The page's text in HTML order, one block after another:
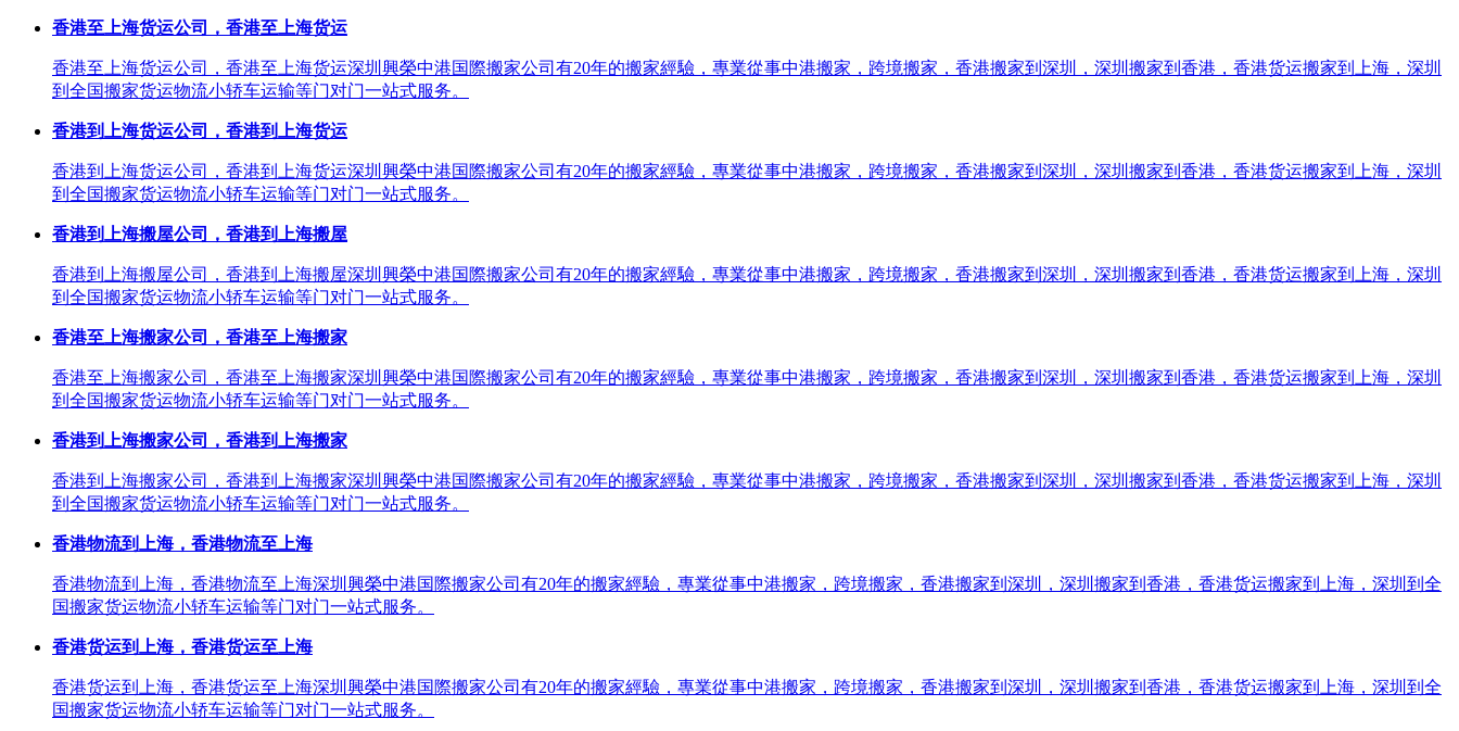
香港至上海货运公司，香港至上海货运
香港至上海货运公司，香港至上海货运深圳興榮中港国際搬家公司有20年的搬家經驗，專業從事中港搬家，跨境搬家，香港搬家到深圳，深圳搬家到香港，香港货运搬家到上海，深圳
到全国搬家货运物流小轿车运输等门对门一站式服务。
香港到上海货运公司，香港到上海货运
香港到上海货运公司，香港到上海货运深圳興榮中港国際搬家公司有20年的搬家經驗，專業從事中港搬家，跨境搬家，香港搬家到深圳，深圳搬家到香港，香港货运搬家到上海，深圳
到全国搬家货运物流小轿车运输等门对门一站式服务。
香港到上海搬屋公司，香港到上海搬屋
香港到上海搬屋公司，香港到上海搬屋深圳興榮中港国際搬家公司有20年的搬家經驗，專業從事中港搬家，跨境搬家，香港搬家到深圳，深圳搬家到香港，香港货运搬家到上海，深圳
到全国搬家货运物流小轿车运输等门对门一站式服务。
香港至上海搬家公司，香港至上海搬家
香港至上海搬家公司，香港至上海搬家深圳興榮中港国際搬家公司有20年的搬家經驗，專業從事中港搬家，跨境搬家，香港搬家到深圳，深圳搬家到香港，香港货运搬家到上海，深圳
到全国搬家货运物流小轿车运输等门对门一站式服务。
香港到上海搬家公司，香港到上海搬家
香港到上海搬家公司，香港到上海搬家深圳興榮中港国際搬家公司有20年的搬家經驗，專業從事中港搬家，跨境搬家，香港搬家到深圳，深圳搬家到香港，香港货运搬家到上海，深圳
到全国搬家货运物流小轿车运输等门对门一站式服务。
香港物流到上海，香港物流至上海
香港物流到上海，香港物流至上海深圳興榮中港国際搬家公司有20年的搬家經驗，專業從事中港搬家，跨境搬家，香港搬家到深圳，深圳搬家到香港，香港货运搬家到上海，深圳到全
国搬家货运物流小轿车运输等门对门一站式服务。
香港货运到上海，香港货运至上海
香港货运到上海，香港货运至上海深圳興榮中港国際搬家公司有20年的搬家經驗，專業從事中港搬家，跨境搬家，香港搬家到深圳，深圳搬家到香港，香港货运搬家到上海，深圳到全
国搬家货运物流小轿车运输等门对门一站式服务。